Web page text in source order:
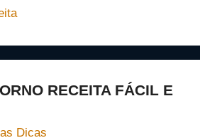
RECEITA FÁCIL E
Dicas